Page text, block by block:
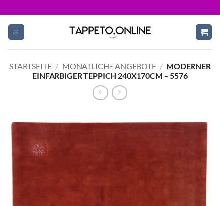
to
content
STARTSEITE / MONATLICHE ANGEBOTE / MODERNER
EINFARBIGER TEPPICH 240X170CM – 5576